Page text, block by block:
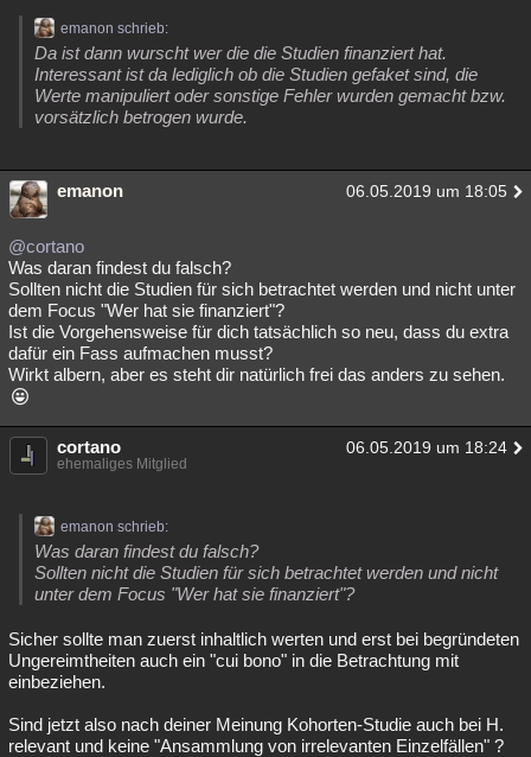
emanon schrieb:
Da ist dann wurscht wer die die Studien finanziert hat.
Interessant ist da lediglich ob die Studien gefaket sind, die
Werte manipuliert oder sonstige Fehler wurden gemacht bzw.
vorsätzlich betrogen wurde.
emanon 06.05.2019 um 18:05
@cortano
Was daran findest du falsch?
Sollten nicht die Studien für sich betrachtet werden und nicht unter
dem Focus "Wer hat sie finanziert"?
Ist die Vorgehensweise für dich tatsächlich so neu, dass du extra
dafür ein Fass aufmachen musst?
Wirkt albern, aber es steht dir natürlich frei das anders zu sehen.
cortano 06.05.2019 um 18:24
ehemaliges Mitglied
emanon schrieb:
Was daran findest du falsch?
Sollten nicht die Studien für sich betrachtet werden und nicht
unter dem Focus "Wer hat sie finanziert"?
Sicher sollte man zuerst inhaltlich werten und erst bei begründeten
Ungereimtheiten auch ein "cui bono" in die Betrachtung mit
einbeziehen.
Sind jetzt also nach deiner Meinung Kohorten-Studie auch bei H.
relevant und keine "Ansammlung von irrelevanten Einzelfällen" ?